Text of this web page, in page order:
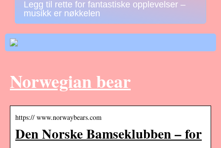
Legg til rette for fantastiske opplevelser –
musikk er nøkkelen
Norwegian bear
https:// www.norwaybears.com
Den Norske Bamseklubben – for